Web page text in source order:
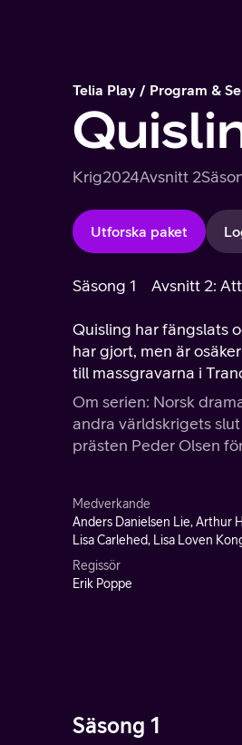
Telia Play Program &
Krig2024Avsnitt 2
Utforska paket
Säsong 1 Avsnitt 2:
Quisling har fängslats
har gjort, men är
till massgravarna i
Om serien: Norsk
andra världskrigets
prästen Peder Olsen
Medverkande
Anders Danielsen Lie, Arthur
Lisa Carlehed, Lisa Loven
Regissör
Erik Poppe
Säsong 1